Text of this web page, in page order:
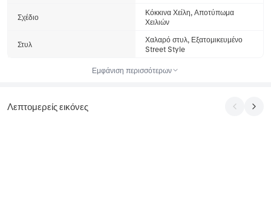
Σχέδιο
Κόκκινα Χείλη, Αποτύπωμα
Χειλιών
Στυλ
Χαλαρό στυλ, Εξατομικευμένο
Street Style
Εμφάνιση περισσότερων
Λεπτομερείς εικόνες